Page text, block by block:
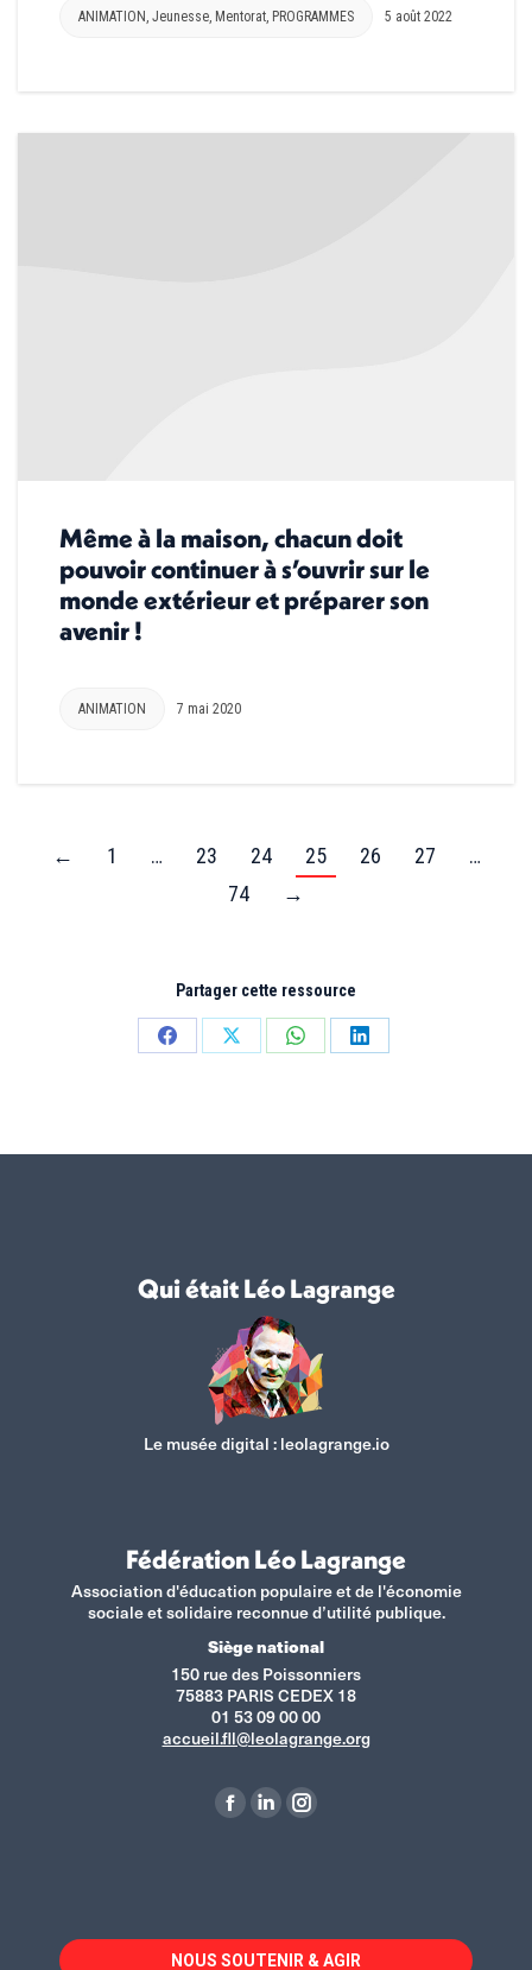
ANIMATION , Jeunesse, Mentorat, PROGRAMMES 5 août 2022
Même à la maison, chacun doit
pouvoir continuer à s’ouvrir sur le
monde extérieur et préparer son
avenir !
ANIMATION 7 mai 2020
← 1 … 23 24 25 26 27
…
74
→
Partager cette ressource
PartagerPartagerPartagerPartager
Qui était Léo Lagrange
Le musée digital :leolagrange.io
Fédération Léo Lagrange
Association d'éducation populaire et de l'économie
sociale et solidaire reconnue d’utilité publique.
Siège national
150 rue des Poissonniers
75883 PARIS CEDEX 18
01 53 09 00 00
accueil.fll@leolagrange.org
La
dans
La
dans
La
dans
NOUS SOUTENIR & AGIR